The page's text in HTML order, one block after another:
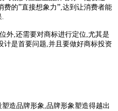
费的”直接想象力”,达到让消费者能
.
外,还需要对商标进行定位,尤其是
计是首要问题,并且要做好商标投资
造品牌形象,品牌形象塑造得越出